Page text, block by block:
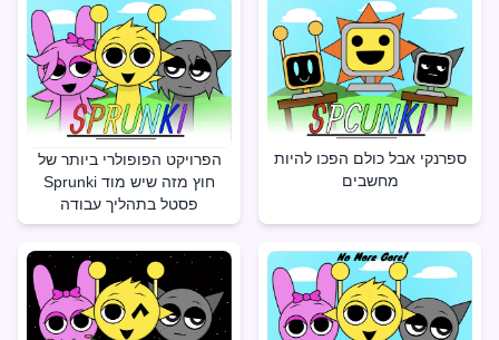
הפרויקט הפופולרי ביותר של
Sprunki חוץ מזה שיש מוד
פסטל בתהליך עבודה
ספרנקי אבל כולם הפכו להיות
מחשבים